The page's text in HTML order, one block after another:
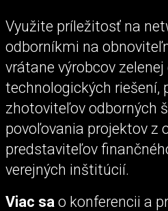
Využite príležitosť na
odborníkmi na
vrátane výrobcov
technologických riešení,
zhotoviteľov odborných
povoľovania projektov z
predstaviteľov
verejných inštitúcií.
Viac sa o konferencii a